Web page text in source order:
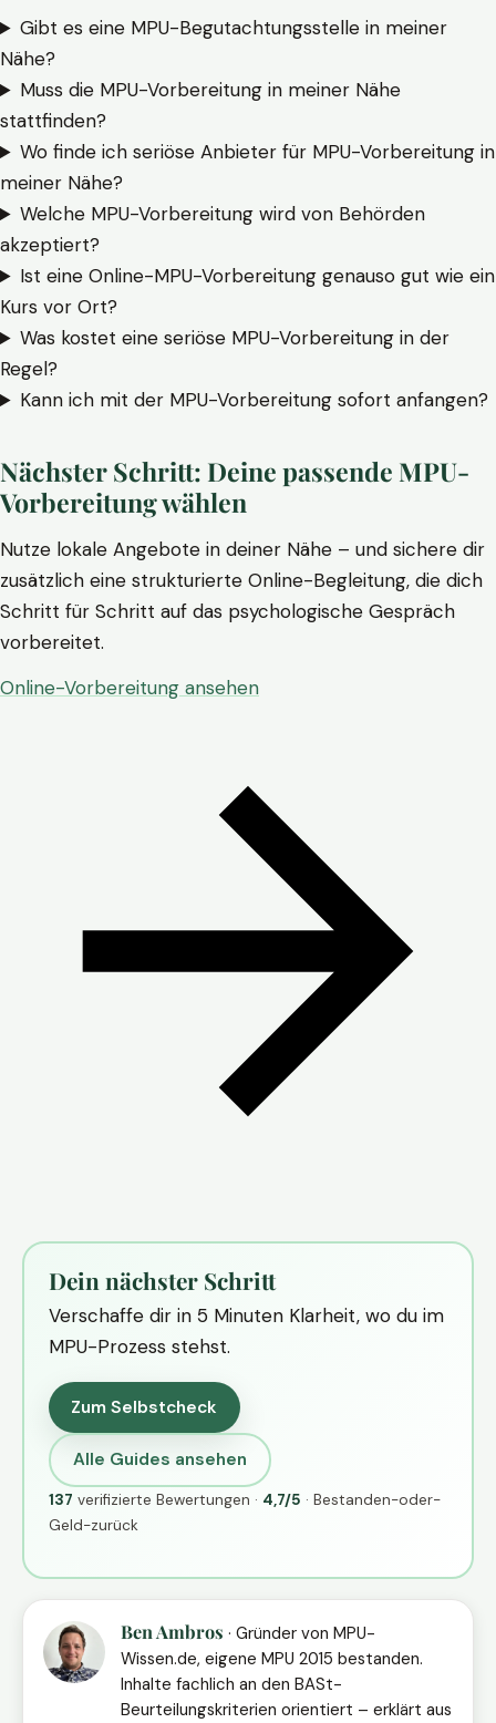
Gibt es eine MPU-Begutachtungsstelle in meiner
Nähe?
Muss die MPU-Vorbereitung in meiner Nähe
stattfinden?
Wo finde ich seriöse Anbieter für MPU-Vorbereitung in
meiner Nähe?
Welche MPU-Vorbereitung wird von Behörden
akzeptiert?
Ist eine Online-MPU-Vorbereitung genauso gut wie ein
Kurs vor Ort?
Was kostet eine seriöse MPU-Vorbereitung in der
Regel?
Kann ich mit der MPU-Vorbereitung sofort anfangen?
Nächster Schritt: Deine passende MPU-
Vorbereitung wählen
Nutze lokale Angebote in deiner Nähe – und sichere dir
zusätzlich eine strukturierte Online-Begleitung, die dich
Schritt für Schritt auf das psychologische Gespräch
vorbereitet.
Online-Vorbereitung ansehen
Dein nächster Schritt
Verschaffe dir in 5 Minuten Klarheit, wo du im
MPU-Prozess stehst.
Zum Selbstcheck
Alle Guides ansehen
137 verifizierte Bewertungen · 4,7/5 · Bestanden-oder-
Geld-zurück
Ben Ambros · Gründer von MPU-
Wissen.de, eigene MPU 2015 bestanden.
Inhalte fachlich an den BASt-
Beurteilungskriterien orientiert – erklärt aus